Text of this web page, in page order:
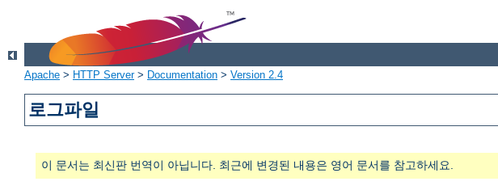
Apache > HTTP Server> Documentation > Version 2.4
로그파일
이 문서는 최신판 번역이 아닙니다. 최근에 변경된 내용은 영어 문서를 참고하세요.